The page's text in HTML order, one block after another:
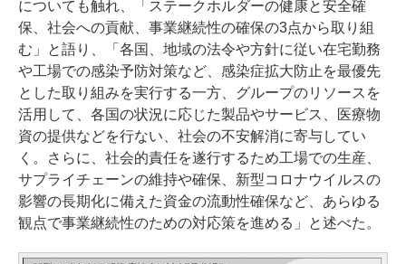
についても触れ、「ステークホルダーの健康と安全確
保、社会への貢献、事業継続性の確保の3点から取り組
む」と語り、「各国、地域の法令や方針に従い在宅勤務
や工場での感染予防対策など、感染症拡大防止を最優先
とした取り組みを実行する一方、グループのリソースを
活用して、各国の状況に応じた製品やサービス、医療物
資の提供などを行ない、社会の不安解消に寄与してい
く。さらに、社会的責任を遂行するため工場での生産、
サプライチェーンの維持や確保、新型コロナウイルスの
影響の長期化に備えた資金の流動性確保など、あらゆる
観点で事業継続性のための対応策を進める」と述べた。